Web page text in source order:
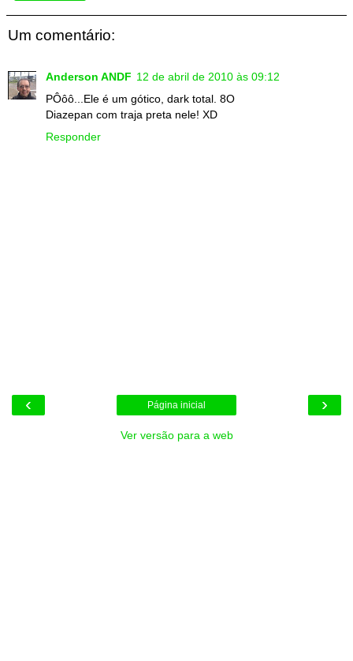
Um comentário:
Anderson ANDF 12 de abril de 2010 às 09:12
PÔôô...Ele é um gótico, dark total. 8O
Diazepan com traja preta nele! XD
Responder
‹ ›
Página inicial
Ver versão para a web